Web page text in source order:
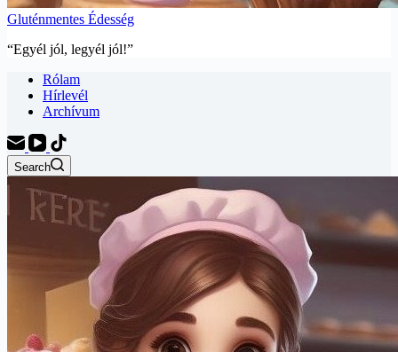
Gluténmentes Édesség
“Egyél jól, legyél jól!”
Rólam
Hírlevél
Archívum
Search